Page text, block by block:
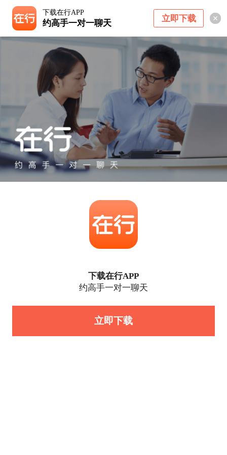
下载在行APP
约高手一对一聊天 立即下载
下载在行APP
约高手一对一聊天
立即下载